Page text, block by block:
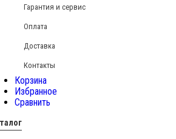
Гарантия и сервис
Оплата
Доставка
Контакты
Корзина
Избранное
Сравнить